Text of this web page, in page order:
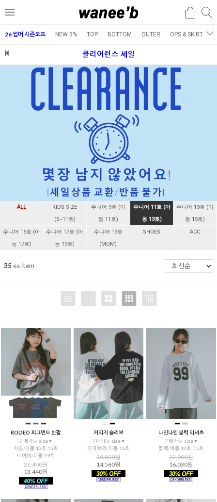
메
검
26 썸머 시즌오프 NEW 5% TOP BOTTOM OUTER OPS & SKIRT
클리어런스 세일
ALL
KIDS SIZE
(5~11호)
주니어 9호 (아
동 11호)
주니어 11호 (아
동 13호)
주니어 13호 (아
동 15호)
주니어 15호 (아
동 17호)
주니어 17호 (아
동 19호)
주니어 19호
(MOM)
SHOES ACC
35 ea item
RODEO 피그먼트 반팔
구매가능 size▼
챠콜/아동 13호,15호
네이비/아동 19호
22,400원
13,440원
커리지 슬리브
구매가능 size▼
아이보리/아동 13호
20,800원
14,560원
나인나인 블럭 티셔츠
구매가능 size▼
블랙/아동 13호, 15호
22,900원
16,030원